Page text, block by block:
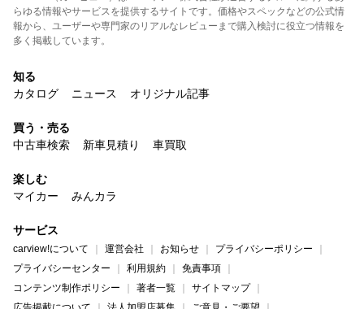
らゆる情報やサービスを提供するサイトです。価格やスペックなどの公式情
報から、ユーザーや専門家のリアルなレビューまで購入検討に役立つ情報を
多く掲載しています。
知る
カタログ
ニュース オリジナル記事
買う・売る
中古車検索
新車見積り 車買取
楽しむ
マイカー
みんカラ
サービス
carview!について 運営会社 お知らせ
プライバシーポリシー
プライバシーセンター
利用規約
免責事項
コンテンツ制作ポリシー
著者一覧
サイトマップ